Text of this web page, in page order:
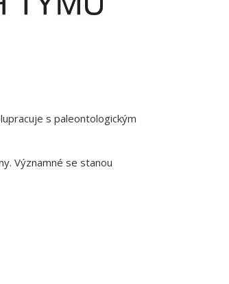
s paleontologickým
Významné se stanou